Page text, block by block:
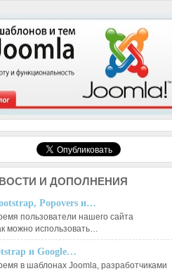
И ДОПОЛНЕНИЯ
Popovers и…
пользователи нашего сайта
можно использовать…
и Google…
в шаблонах Joomla, разработчиками